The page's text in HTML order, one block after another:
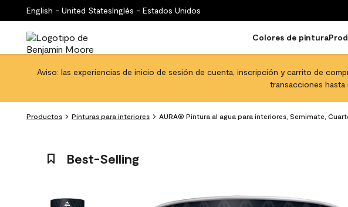
English - United StatesInglés - Estados Unidos
Colores de pintura
Aviso: las experiencias de inicio de sesión de cuenta, inscripción y carrito de
transacciones hasta
Productos Pinturas para interiores AURA® Pintura al agua para interiores, Semimate,
Best-Selling